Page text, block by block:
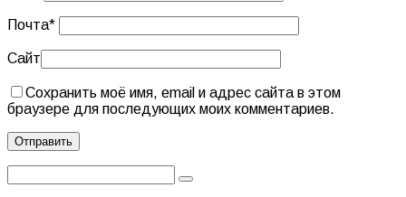
Почта*
Сайт
Сохранить моё имя, email и адрес сайта в этом
браузере для последующих моих комментариев.